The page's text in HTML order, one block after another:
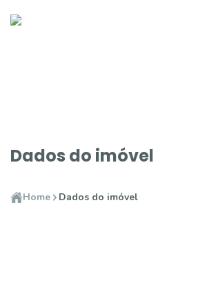
Dados do imóvel
Home Dados do imóvel